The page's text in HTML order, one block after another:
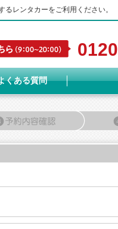
レンタカーをご利用ください。
0120
くある質問